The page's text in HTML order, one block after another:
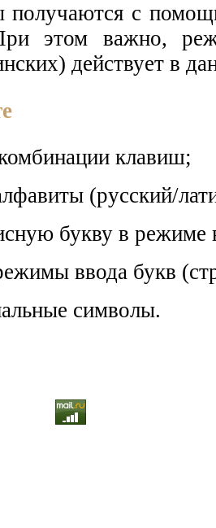
с
этом важно,
действует в
клавиш;
(русский/
букву в режиме
ввода букв
символы.